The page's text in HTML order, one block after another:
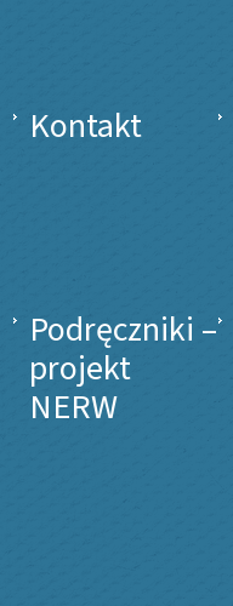
Kontakt
Podręczniki –
projekt
NERW